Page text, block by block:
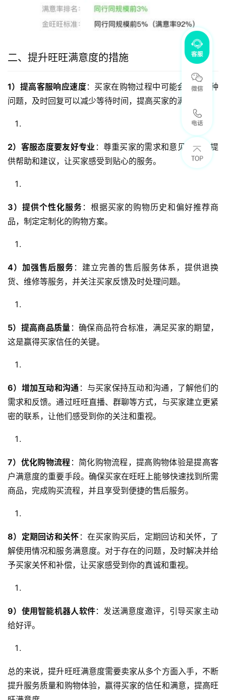
二、提升旺旺满意度的措施
1）提高客服响应速度：买家在购物过程中可能会遇到各种
问题，及时回复可以减少等待时间，提高买家的满意度。
2）客服态度要友好专业 ：尊重买家的需求和意见，积极提
供帮助和建议，让买家感受到贴心的服务。
3）提供个性化服务 ：根据买家的购物历史和偏好推荐商
品，制定定制化的购物方案。
4）加强售后服务 ：建立完善的售后服务体系，提供退换
货、维修等服务，并关注买家反馈及时处理问题。
5）提高商品质量 ：确保商品符合标准，满足买家的期望，
这是赢得买家信任的关键。
6）增加互动和沟通 ：与买家保持互动和沟通，了解他们的
需求和反馈。通过旺旺直播、群聊等方式，与买家建立更紧
密的联系，让他们感受到你的关注和重视。
7）优化购物流程 ：简化购物流程，提高购物体验是提高客
户满意度的重要手段。确保买家在旺旺上能够快速找到所需
商品，完成购买流程，并且享受到便捷的售后服务。
8）定期回访和关怀 ：在买家购买后，定期回访和关怀，了
解使用情况和服务满意度。对于存在的问题，及时解决并给
予买家关怀和补偿，让买家感受到你的真诚和重视。
9）使用智能机器人软件：发送满意度邀评，引导买家主动
给好评。
总的来说，提升旺旺满意度需要卖家从多个方面入手，不断
提升服务质量和购物体验，赢得买家的信任和满意，提高旺